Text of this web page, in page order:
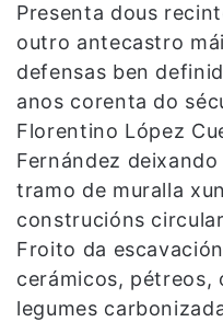
Presenta dous
outro antecastro
defensas ben
anos corenta do
Florentino López
Fernández
tramo de muralla
construcións
Froito da
cerámicos, pétreos,
legumes